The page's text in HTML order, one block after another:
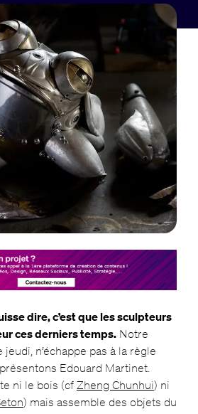
dire, c’est que les sculpteurs
ces derniers temps.Notre
n’échappe pas à la règle
Edouard Martinet.
ni le bois (cf Zheng Chunhui) ni
) mais assemble des objets du